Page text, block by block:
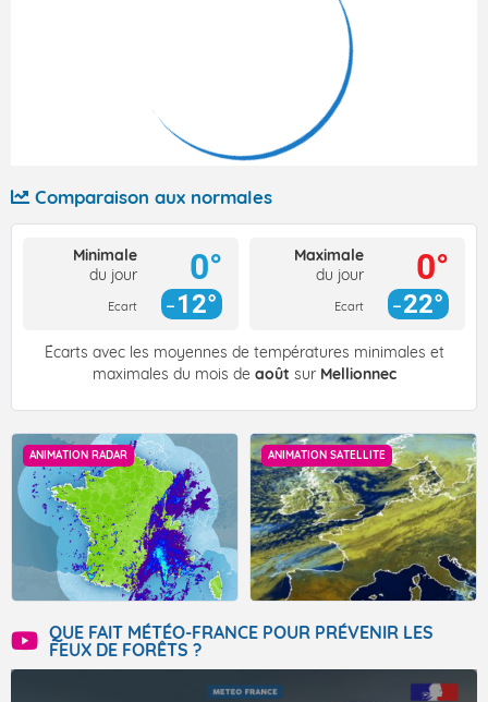
Comparaison aux normales
Minimale
du jour
Ecart
0°
12°
Maximale
du jour
Ecart
0°
22°
Écarts avec les moyennes de températures minimales et
maximales du mois de août sur Mellionnec
ANIMATION RADAR ANIMATION SATELLITE
QUE FAIT MÉTÉO-FRANCE POUR PRÉVENIR LES
FEUX DE FORÊTS ?